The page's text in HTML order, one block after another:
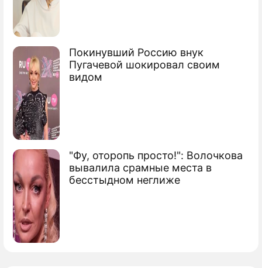
Покинувший Россию внук
Пугачевой шокировал своим
видом
"Фу, оторопь просто!": Волочкова
вывалила срамные места в
бесстыдном неглиже